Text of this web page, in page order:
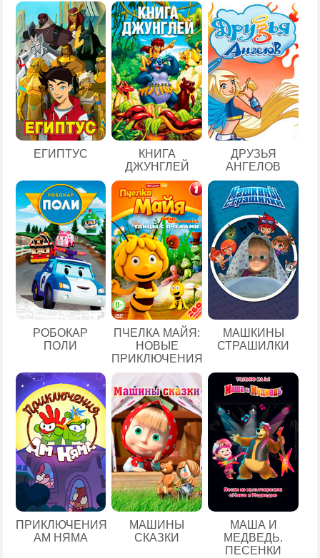
ЕГИПТУС
КНИГА
ДЖУНГЛЕЙ
ДРУЗЬЯ
АНГЕЛОВ
РОБОКАР
ПОЛИ
ПЧЕЛКА МАЙЯ:
НОВЫЕ
ПРИКЛЮЧЕНИЯ
МАШКИНЫ
СТРАШИЛКИ
ПРИКЛЮЧЕНИЯ
АМ НЯМА
МАШИНЫ
СКАЗКИ
МАША И
МЕДВЕДЬ.
ПЕСЕНКИ